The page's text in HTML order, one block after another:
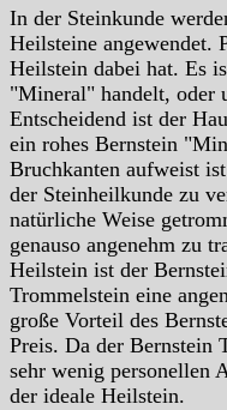
In der Steinkunde
Heilsteine angewendet.
Heilstein dabei hat. Es
"Mineral" handelt, oder
Entscheidend ist der
ein rohes Bernstein
Bruchkanten aufweist
der Steinheilkunde zu
natürliche Weise
genauso angenehm zu
Heilstein ist der
Trommelstein eine
große Vorteil des
Preis. Da der Bernstein
sehr wenig personellen
der ideale Heilstein.